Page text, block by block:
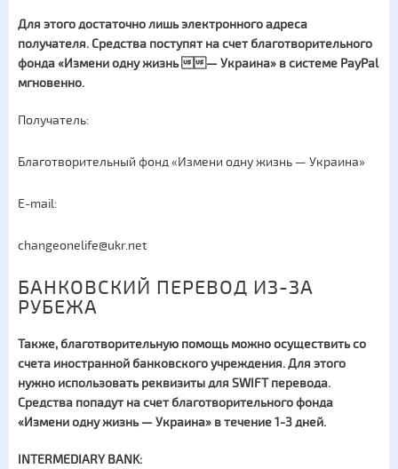
Для этого достаточно лишь электронного адреса
получателя. Средства поступят на счет благотворительного
фонда «Измени одну жизнь — Украина» в системе PayPal
мгновенно.
Получатель:
Благотворительный фонд «Измени одну жизнь — Украина»
E-mail:
changeonelife@ukr.net
БАНКОВСКИЙ ПЕРЕВОД ИЗ-ЗА
РУБЕЖА
Также, благотворительную помощь можно осуществить со
счета иностранной банковского учреждения. Для этого
нужно использовать реквизиты для SWIFT перевода.
Средства попадут на счет благотворительного фонда
«Измени одну жизнь — Украина» в течение 1-3 дней.
INTERMEDIARY BANK: